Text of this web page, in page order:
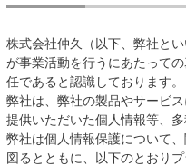
株式会社仲久（以下、弊社と
が事業活動を行うにあたって
任であると認識しております。
弊社は、弊社の製品やサービ
提供いただいた個人情報等、
弊社は個人情報保護について
図るとともに、以下のとおり